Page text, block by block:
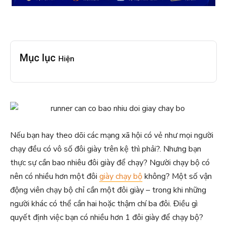
Mục lục Hiện
Nếu bạn hay theo dõi các mạng xã hội có vẻ như mọi người
chạy đều có vô số đôi giày trên kệ thì phải?. Nhưng bạn
thực sự cần bao nhiêu đôi giày để chạy? Người chạy bộ có
nên có nhiều hơn một đôi giày chạy bộkhông? Một số vận
động viên chạy bộ chỉ cần một đôi giày – trong khi những
người khác có thể cần hai hoặc thậm chí ba đôi. Điều gì
quyết định việc bạn có nhiều hơn 1 đôi giày để chạy bộ?